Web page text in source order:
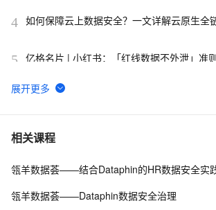
4 如何保障云上数据安全？一文详解云原生全
5 亿格名片 | 小红书：「红线数据不外泄」准
6 使用Paho-MQTT集成ID²，实现数据安全上云
7 带你读《数据安全流通方案（瓴羊隐私计算
8 数据安全产品之认识数据脱敏系统
相关课程
瓴羊数据荟——结合Dataphin的HR数据安全实
瓴羊数据荟——Dataphin数据安全治理